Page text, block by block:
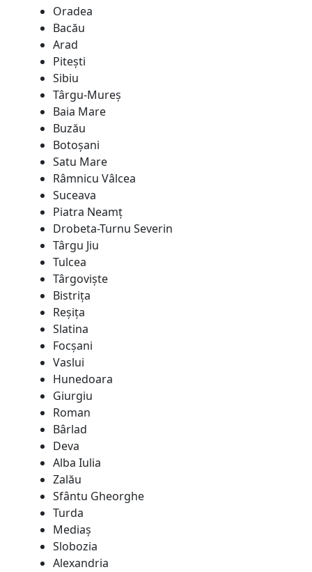
Oradea
Bacău
Arad
Piteşti
Sibiu
Târgu-Mureş
Baia Mare
Buzău
Botoşani
Satu Mare
Râmnicu Vâlcea
Suceava
Piatra Neamţ
Drobeta-Turnu Severin
Târgu Jiu
Tulcea
Târgovişte
Bistriţa
Reşiţa
Slatina
Focșani
Vaslui
Hunedoara
Giurgiu
Roman
Bârlad
Deva
Alba Iulia
Zalău
Sfântu Gheorghe
Turda
Mediaş
Slobozia
Alexandria